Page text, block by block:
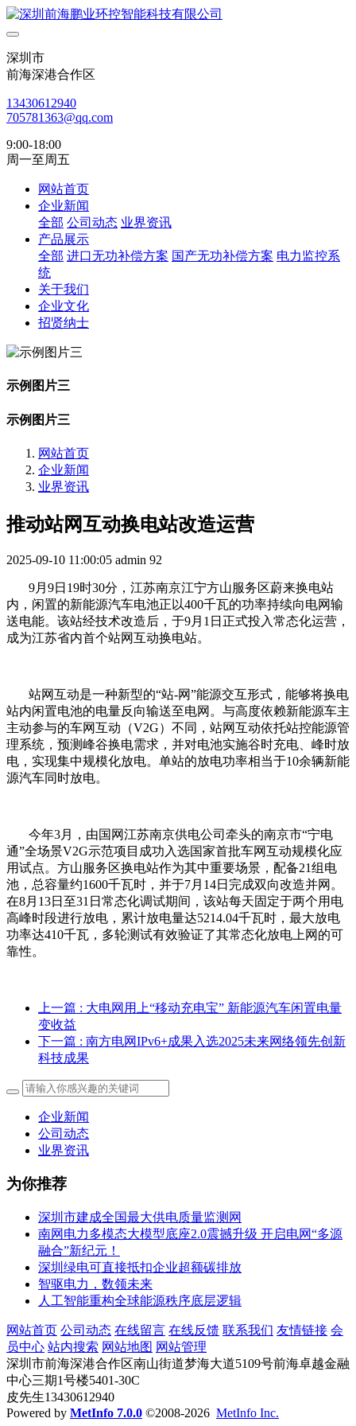
深圳市
前海深港合作区
13430612940
705781363@qq.com
9:00-18:00
周一至周五
网站首页
企业新闻
全部 公司动态 业界资讯
产品展示
全部 进口无功补偿方案 国产无功补偿方案 电力监控系
统
关于我们
企业文化
招贤纳士
示例图片三
示例图片三
网站首页
企业新闻
业界资讯
推动站网互动换电站改造运营
2025-09-10 11:00:05 admin 92
9月9日19时30分，江苏南京江宁方山服务区蔚来换电站
内，闲置的新能源汽车电池正以400千瓦的功率持续向电网输
送电能。该站经技术改造后，于9月1日正式投入常态化运营，
成为江苏省内首个站网互动换电站。
站网互动是一种新型的“站-网”能源交互形式，能够将换电
站内闲置电池的电量反向输送至电网。与高度依赖新能源车主
主动参与的车网互动（V2G）不同，站网互动依托站控能源管
理系统，预测峰谷换电需求，并对电池实施谷时充电、峰时放
电，实现集中规模化放电。单站的放电功率相当于10余辆新能
源汽车同时放电。
今年3月，由国网江苏南京供电公司牵头的南京市“宁电
通”全场景V2G示范项目成功入选国家首批车网互动规模化应
用试点。方山服务区换电站作为其中重要场景，配备21组电
池，总容量约1600千瓦时，并于7月14日完成双向改造并网。
在8月13日至31日常态化调试期间，该站每天固定于两个用电
高峰时段进行放电，累计放电量达5214.04千瓦时，最大放电
功率达410千瓦，多轮测试有效验证了其常态化放电上网的可
靠性。
上一篇 : 大电网用上“移动充电宝” 新能源汽车闲置电量
变收益
下一篇 : 南方电网IPv6+成果入选2025未来网络领先创新
科技成果
企业新闻
公司动态
业界资讯
为你推荐
深圳市建成全国最大供电质量监测网
南网电力多模态大模型底座2.0震撼升级 开启电网“多源
融合”新纪元！
深圳绿电可直接抵扣企业超额碳排放
智驱电力，数领未来
人工智能重构全球能源秩序底层逻辑
网站首页 公司动态 在线留言 在线反馈 联系我们 友情链接 会
员中心 站内搜索 网站地图 网站管理
深圳市前海深港合作区南山街道梦海大道5109号前海卓越金融
中心三期1号楼5401-30C
皮先生13430612940
Powered by MetInfo 7.0.0 ©2008-2026 MetInfo Inc.